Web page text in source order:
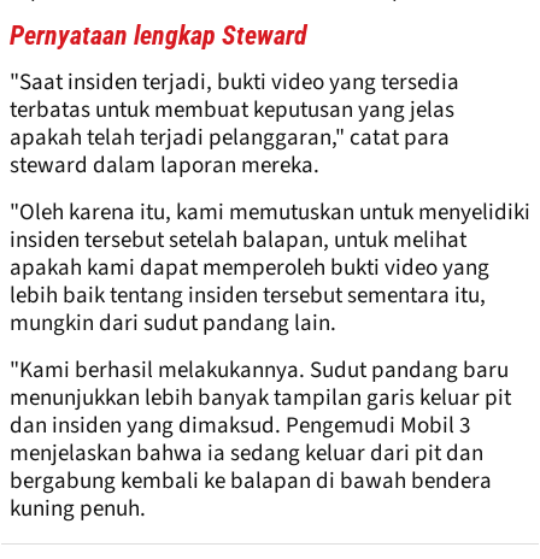
Pernyataan lengkap Steward
"Saat insiden terjadi, bukti video yang tersedia
terbatas untuk membuat keputusan yang jelas
apakah telah terjadi pelanggaran," catat para
steward dalam laporan mereka.
"Oleh karena itu, kami memutuskan untuk menyelidiki
insiden tersebut setelah balapan, untuk melihat
apakah kami dapat memperoleh bukti video yang
lebih baik tentang insiden tersebut sementara itu,
mungkin dari sudut pandang lain.
"Kami berhasil melakukannya. Sudut pandang baru
menunjukkan lebih banyak tampilan garis keluar pit
dan insiden yang dimaksud. Pengemudi Mobil 3
menjelaskan bahwa ia sedang keluar dari pit dan
bergabung kembali ke balapan di bawah bendera
kuning penuh.